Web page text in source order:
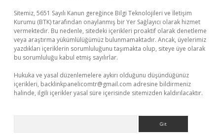
Sitemiz, 5651 Sayılı Kanun gereğince Bilgi Teknolojileri ve İletişim
Kurumu (BTK) tarafından onaylanmış bir Yer Sağlayıcı olarak hizmet
vermektedir. Bu nedenle, sitedeki içerikleri proaktif olarak denetleme
veya araştırma yükümlülüğümüz bulunmamaktadır. Ancak, üyelerimiz
yazdıkları içeriklerin sorumluluğunu taşımakta olup, siteye üye olarak
bu sorumluluğu kabul etmiş sayılırlar.
Hukuka ve yasal düzenlemelere aykırı olduğunu düşündüğünüz
içerikleri, backlinkpanelicomtr@gmail.com adresine bildirmeniz
halinde, ilgili içerikler yasal süre içerisinde sitemizden kaldırılacaktır.